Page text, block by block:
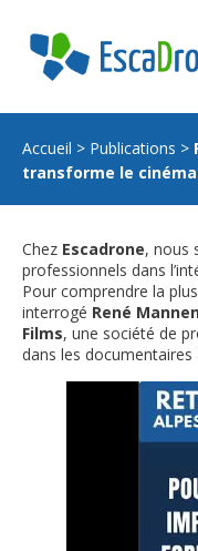
Accueil > Publications >
transforme le cinéma
Chez Escadrone, nous
professionnels dans
Pour comprendre la
interrogé René
Films, une société de
dans les